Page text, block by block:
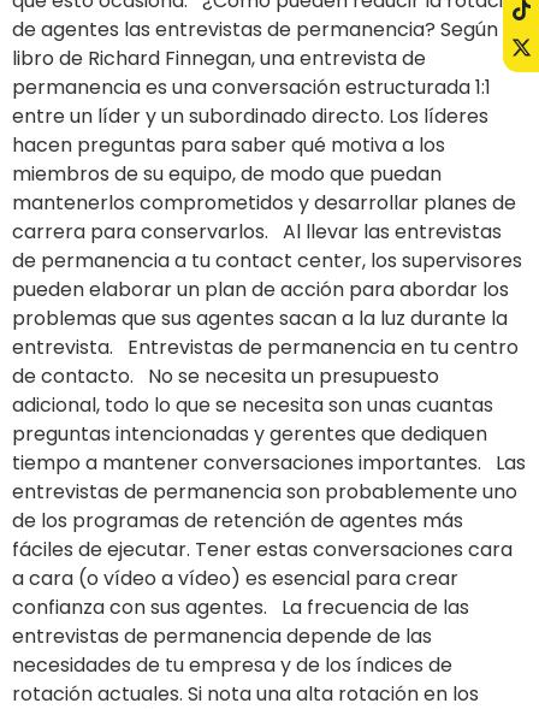
de agentes las entrevistas de permanencia? Según el
libro de Richard Finnegan, una entrevista de
permanencia es una conversación estructurada 1:1
entre un líder y un subordinado directo. Los líderes
hacen preguntas para saber qué motiva a los
miembros de su equipo, de modo que puedan
mantenerlos comprometidos y desarrollar planes de
carrera para conservarlos. Al llevar las entrevistas
de permanencia a tu contact center, los supervisores
pueden elaborar un plan de acción para abordar los
problemas que sus agentes sacan a la luz durante la
entrevista. Entrevistas de permanencia en tu centro
de contacto. No se necesita un presupuesto
adicional, todo lo que se necesita son unas cuantas
preguntas intencionadas y gerentes que dediquen
tiempo a mantener conversaciones importantes. Las
entrevistas de permanencia son probablemente uno
de los programas de retención de agentes más
fáciles de ejecutar. Tener estas conversaciones cara
a cara (o vídeo a vídeo) es esencial para crear
confianza con sus agentes. La frecuencia de las
entrevistas de permanencia depende de las
necesidades de tu empresa y de los índices de
rotación actuales. Si nota una alta rotación en los